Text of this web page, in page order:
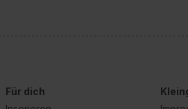
Für dich